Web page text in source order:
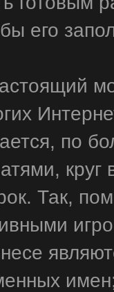
его
по
круг
Так,